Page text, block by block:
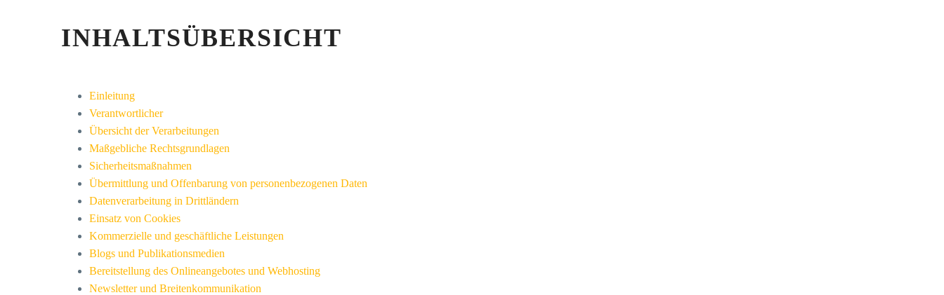
INHALTSÜBERSICHT
Einleitung
Verantwortlicher
Übersicht der Verarbeitungen
Maßgebliche Rechtsgrundlagen
Sicherheitsmaßnahmen
Übermittlung und Offenbarung von personenbezogenen Daten
Datenverarbeitung in Drittländern
Einsatz von Cookies
Kommerzielle und geschäftliche Leistungen
Blogs und Publikationsmedien
Bereitstellung des Onlineangebotes und Webhosting
Newsletter und Breitenkommunikation